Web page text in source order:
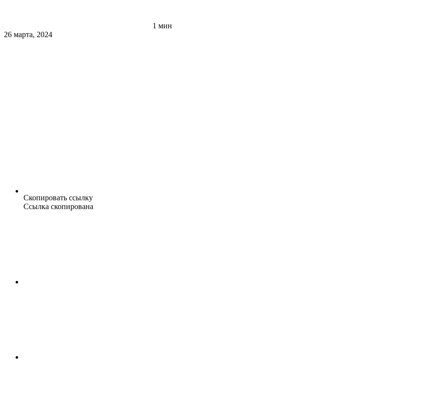
1 мин
26 марта, 2024
Скопировать ссылку
Ссылка скопирована